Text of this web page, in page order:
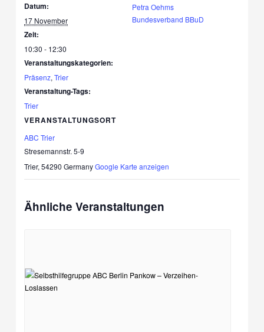
Datum:
17 November
Zeit:
10:30 - 12:30
Veranstaltungskategorien:
Präsenz,Trier
Veranstaltung-Tags:
Trier
VERANSTALTUNGSORT
ABC Trier
Stresemannstr. 5-9
Trier, 54290 GermanyGoogle Karte anzeigen
Petra Oehms
Bundesverband BBuD
Ähnliche Veranstaltungen